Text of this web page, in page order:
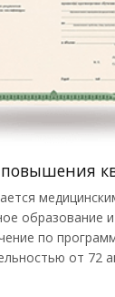
повышения
образование
по
от 72